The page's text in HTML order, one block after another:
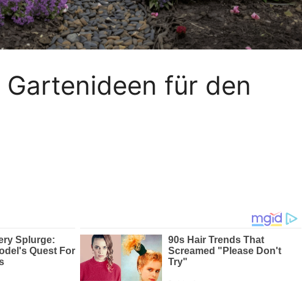
für den